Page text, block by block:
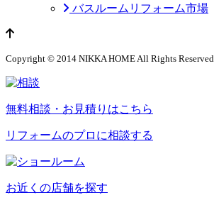
バスルームリフォーム市場
ページのトップへ
Copyright © 2014 NIKKA HOME All Rights Reserved.
無料相談・お見積りはこちら
リフォームのプロに相談する
お近くの店舗を探す